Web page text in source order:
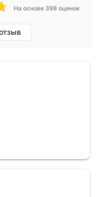
На основе 398 оценок